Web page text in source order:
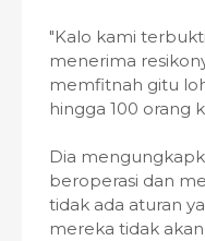
"Kalo kami
menerima
memfitnah gitu
hingga 100 orang
Dia
beroperasi dan
tidak ada aturan
mereka tidak